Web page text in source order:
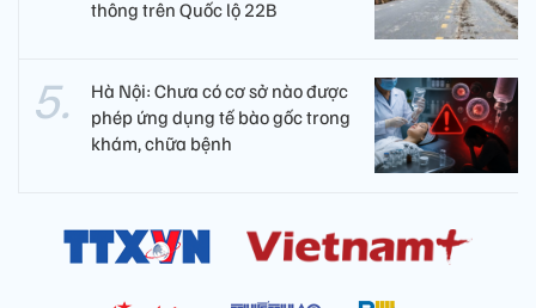
thông trên Quốc lộ 22B
Hà Nội: Chưa có cơ sở nào được
phép ứng dụng tế bào gốc trong
khám, chữa bệnh